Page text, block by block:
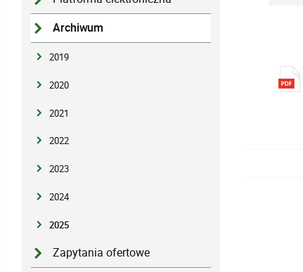
Archiwum
2019
2020
2021
2022
2023
2024
2025
Zapytania ofertowe